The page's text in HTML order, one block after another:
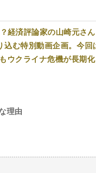
経済評論家の山崎元さ
む特別動画企画。今
ウクライナ危機が長期
理由